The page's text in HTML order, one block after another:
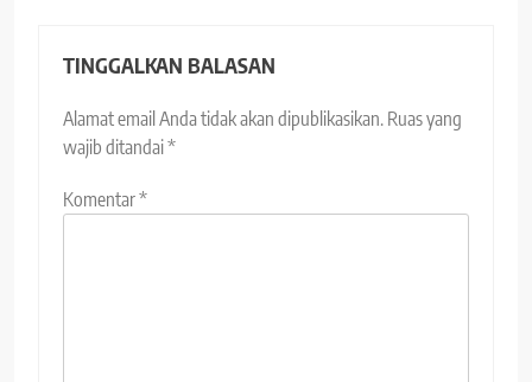
TINGGALKAN BALASAN
Alamat email Anda tidak akan dipublikasikan. Ruas yang
wajib ditandai*
Komentar*